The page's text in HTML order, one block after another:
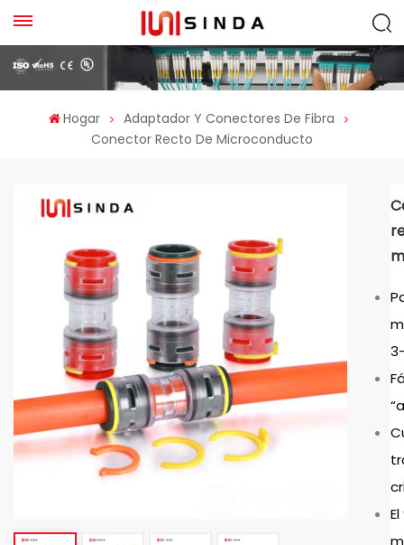
Hogar
Adaptador Y Conectores De Fibra
Conector Recto De Microconducto